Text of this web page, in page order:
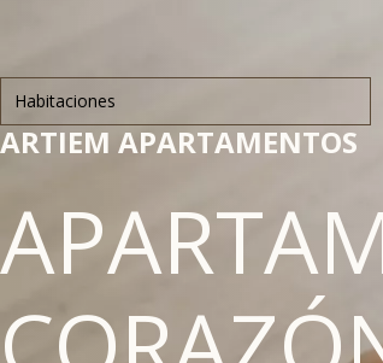
ARTIEM APARTAMENTOS